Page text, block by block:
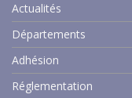
Actualités
Départements
Adhésion
Réglementation